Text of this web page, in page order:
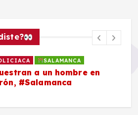
SALAMANCA
a un hombre en
#Salamanca